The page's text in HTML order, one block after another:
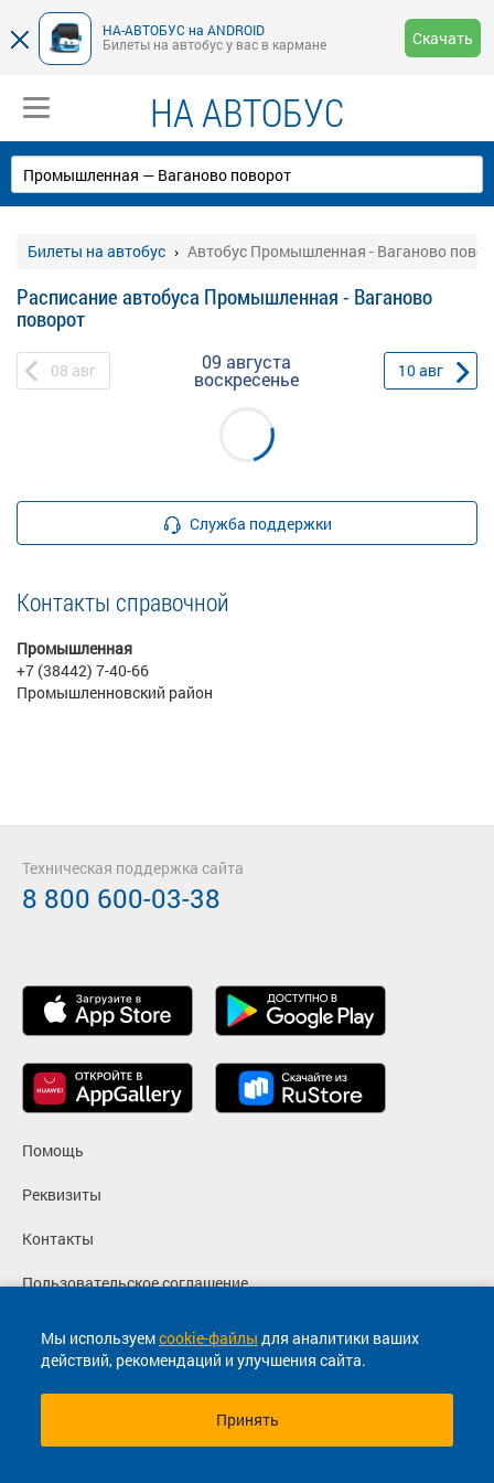
НА-АВТОБУС на ANDROID
Билеты на автобус у вас в кармане
Скачать
НА АВТОБУС
Билеты на автобус Автобус Промышленная - Ваганово
Расписание автобуса Промышленная - Ваганово
поворот
08 авг 09 августа
воскресенье 10авг
Служба поддержки
Контакты справочной
Промышленная
+7 (38442) 7-40-66
Промышленновский район
Мы используемcookie-файлы для аналитики ваших
действий, рекомендаций и улучшения сайта.
Принять
Помощь
Реквизиты
Контакты
Пользовательское соглашение
Политика конфиденциальности
Согласие на маркетинговые сообщения
Техническая поддержка сайта
8 800 600-03-38
© 2013-2026, ООО "Капитал"- Онлайн сервис продажи